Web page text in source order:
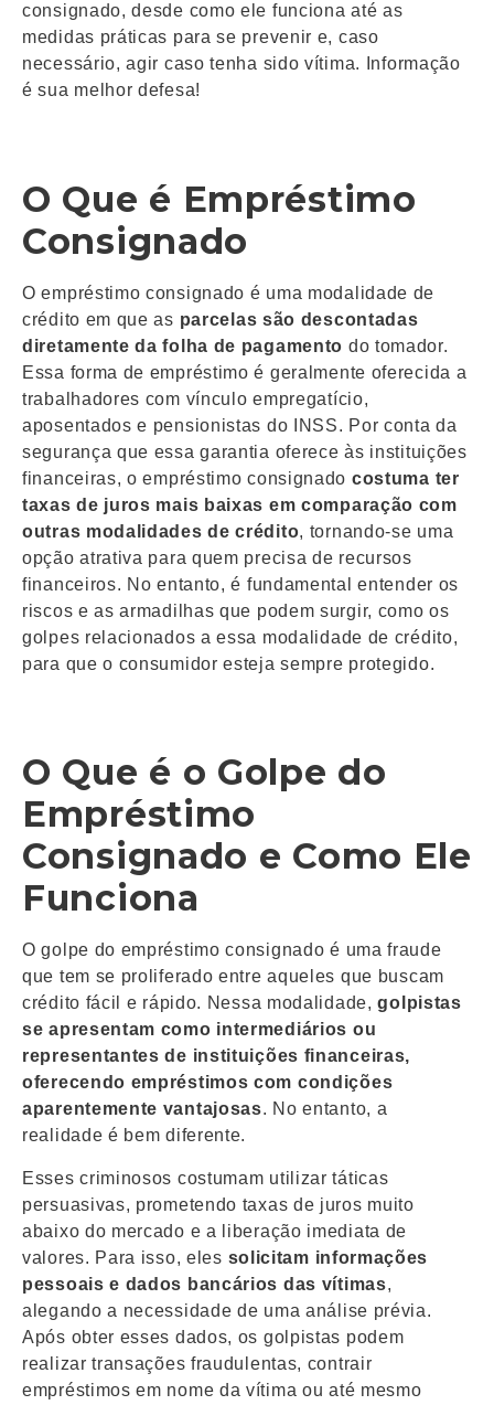
consignado, desde como ele funciona até as
medidas práticas para se prevenir e, caso
necessário, agir caso tenha sido vítima. Informação
é sua melhor defesa!
O Que é Empréstimo
Consignado
O empréstimo consignado é uma modalidade de
crédito em que as parcelas são descontadas
diretamente da folha de pagamento do tomador.
Essa forma de empréstimo é geralmente oferecida a
trabalhadores com vínculo empregatício,
aposentados e pensionistas do INSS. Por conta da
segurança que essa garantia oferece às instituições
financeiras, o empréstimo consignado costuma ter
taxas de juros mais baixas em comparação com
outras modalidades de crédito, tornando-se uma
opção atrativa para quem precisa de recursos
financeiros. No entanto, é fundamental entender os
riscos e as armadilhas que podem surgir, como os
golpes relacionados a essa modalidade de crédito,
para que o consumidor esteja sempre protegido.
O Que é o Golpe do
Empréstimo
Consignado e Como Ele
Funciona
O golpe do empréstimo consignado é uma fraude
que tem se proliferado entre aqueles que buscam
crédito fácil e rápido. Nessa modalidade,golpistas
se apresentam como intermediários ou
representantes de instituições financeiras,
oferecendo empréstimos com condições
aparentemente vantajosas. No entanto, a
realidade é bem diferente.
Esses criminosos costumam utilizar táticas
persuasivas, prometendo taxas de juros muito
abaixo do mercado e a liberação imediata de
valores. Para isso, eles solicitam informações
pessoais e dados bancários das vítimas,
alegando a necessidade de uma análise prévia.
Após obter esses dados, os golpistas podem
realizar transações fraudulentas, contrair
empréstimos em nome da vítima ou até mesmo